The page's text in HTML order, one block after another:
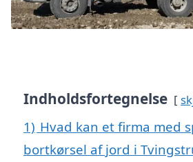
Indholdsfortegnelse
1) Hvad kan et firma med
bortkørsel af jord i